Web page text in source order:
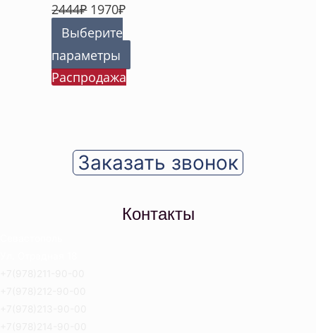
2444₽ 1970₽
Выберите
параметры
Распродажа
Заказать звонок
Контакты